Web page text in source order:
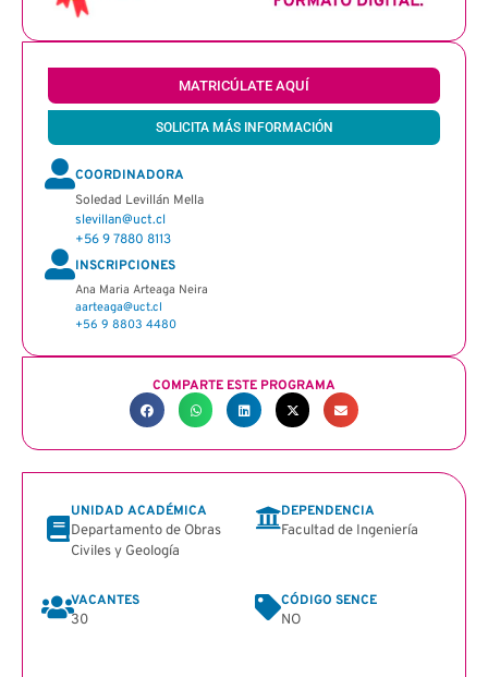
MATRICÚLATE AQUÍ
SOLICITA MÁS INFORMACIÓN
COORDINADORA
Soledad Levillán Mella
slevillan@uct.cl
+56 9 7880 8113
INSCRIPCIONES
Ana Maria Arteaga Neira
aarteaga@uct.cl
+56 9 8803 4480
COMPARTE ESTE PROGRAMA
UNIDAD ACADÉMICA
Departamento de Obras
Civiles y Geología
DEPENDENCIA
Facultad de Ingeniería
VACANTES
30
CÓDIGO SENCE
NO